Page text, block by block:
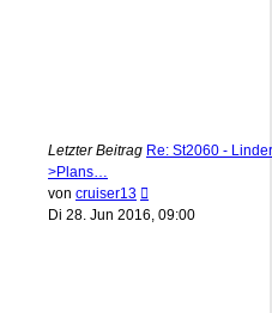
Letzter Beitrag Re: St2060 -
>Plans…
von cruiser13
Beitrag
Di 28. Jun 2016, 09:00